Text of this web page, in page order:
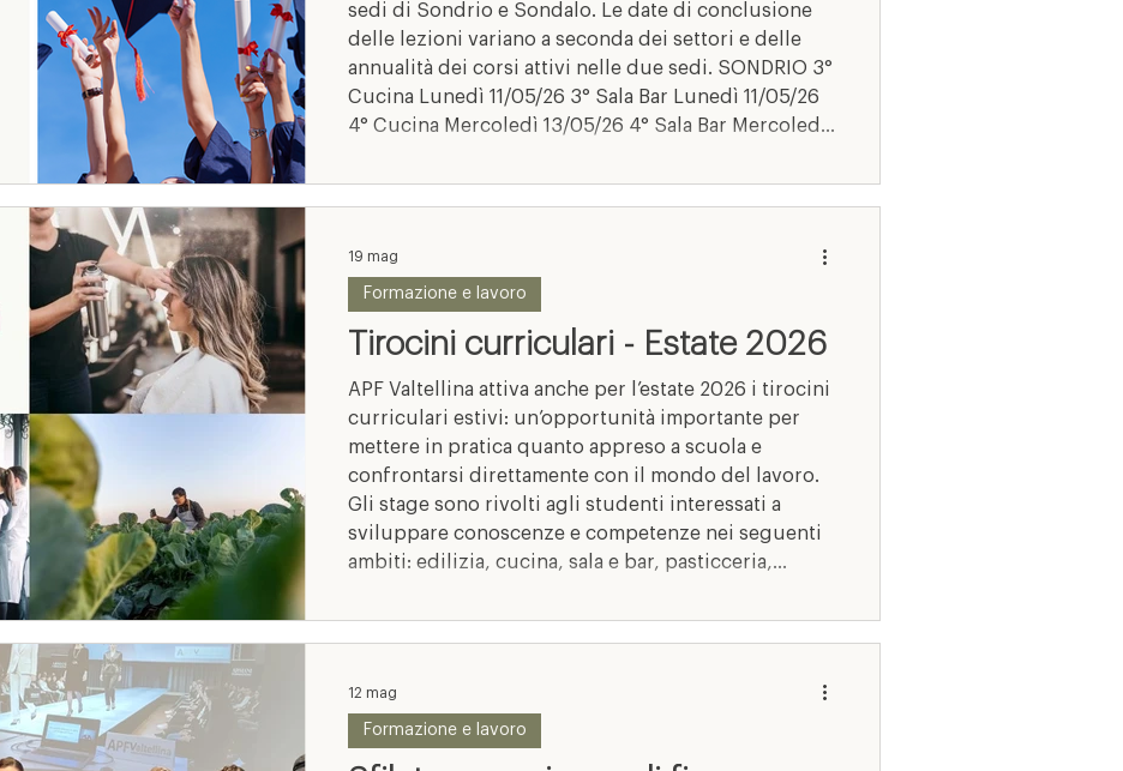
sedi di Sondrio e Sondalo. Le date di conclusione
delle lezioni variano a seconda dei settori e delle
annualità dei corsi attivi nelle due sedi. SONDRIO 3°
Cucina Lunedì 11/05/26 3° Sala Bar Lunedì 11/05/26
4° Cucina Mercoledì 13/05/26 4° Sala Bar Mercoledì
Acconciatura Giovedì 14/05/26 4° Estetica
Mercoledì 19/05/26 4° Acconciatura
Tirocini curriculari - Estate 2026
APF Valtellina attiva anche per l’estate 2026 i tirocini
curriculari estivi: un’opportunità importante per
mettere in pratica quanto appreso a scuola e
confrontarsi direttamente con il mondo del lavoro.
Gli stage sono rivolti agli studenti interessati a
sviluppare conoscenze e competenze nei seguenti
ambiti: edilizia, cucina, sala e bar, pasticceria,
Un’esperienza formativa concreta, pensata per
crescere professionalmente e a
Formazione e lavoro
19 mag
Formazione e lavoro
12 mag